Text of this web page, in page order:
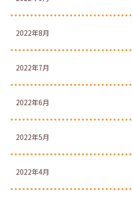
2022年8月
2022年7月
2022年6月
2022年5月
2022年4月